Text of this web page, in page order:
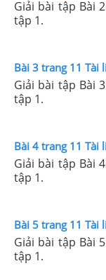
Giải bài tập Bài
tập 1.
Bài 3 trang 11 Tài
Giải bài tập Bài
tập 1.
Bài 4 trang 11 Tài
Giải bài tập Bài
tập 1.
Bài 5 trang 11 Tài
Giải bài tập Bài
tập 1.